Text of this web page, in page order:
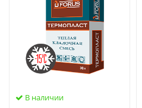
В наличии